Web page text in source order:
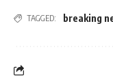
TAGGED: breaking